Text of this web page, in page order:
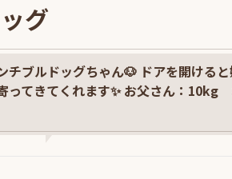
グ
チブルドッグちゃん🐶 ドアを開ける
ってきてくれます✨ お父さん：10kg